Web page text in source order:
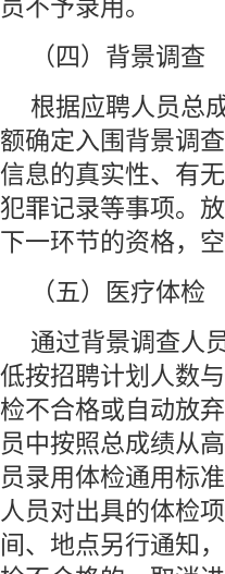
员不予录用。
（四）背景调查
根据应聘人员总
额确定入围背景调
信息的真实性、有
犯罪记录等事项。
下一环节的资格，
（五）医疗体检
通过背景调查人
低按招聘计划人数
检不合格或自动放
员中按照总成绩从
员录用体检通用标
人员对出具的体检
间、地点另行通知